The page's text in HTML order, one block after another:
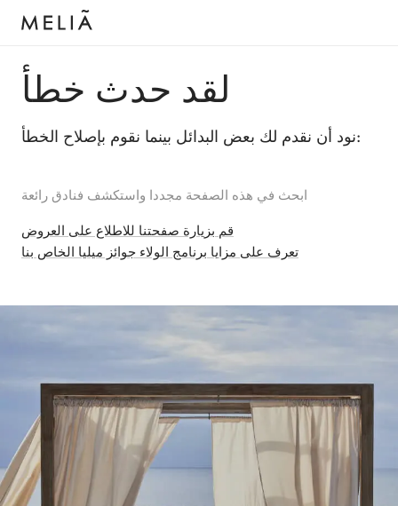
لقد حدث خطأ
نود أن نقدم لك بعض البدائل بينما نقوم بإصلاح الخطأ:
ابحث في هذه الصفحة مجددا واستكشف فنادق رائعة
قم بزيارة صفحتنا للاطلاع على العروض
تعرف على مزايا برنامج الولاء جوائز ميليا الخاص بنا